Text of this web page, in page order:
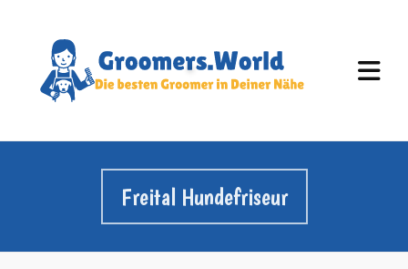
Freital Hundefriseur